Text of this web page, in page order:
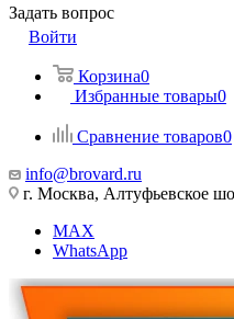
Задать вопрос
Войти
Корзина0
Избранные товары0
Сравнение товаров0
info@brovard.ru
г. Москва, Алтуфьевское
MAX
WhatsApp